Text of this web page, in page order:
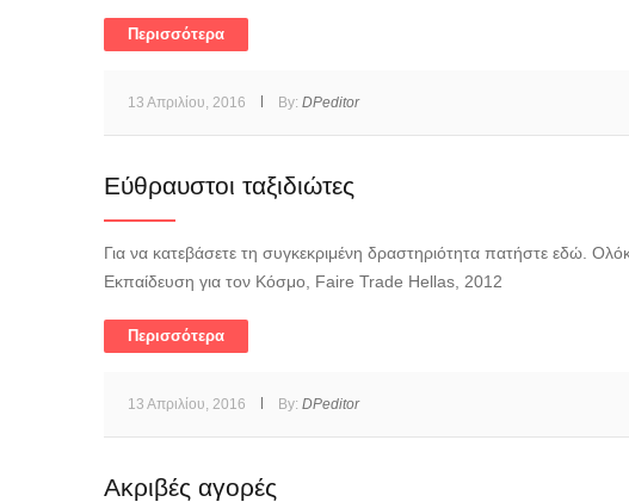
Περισσότερα
13 Απριλίου, 2016 By: DPeditor
Εύθραυστοι ταξιδιώτες
Για να κατεβάσετε τη συγκεκριμένη δραστηριότητα πατήστε εδώ.
Εκπαίδευση για τον Κόσμο, Faire Trade Hellas, 2012
Περισσότερα
13 Απριλίου, 2016 By: DPeditor
Ακριβές αγορές